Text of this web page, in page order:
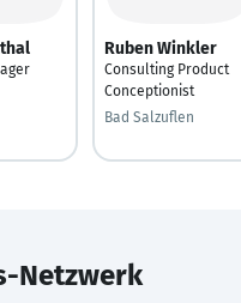
Ruben Winkler
Consulting Product
Conceptionist
Bad Salzuflen
Netzwerk